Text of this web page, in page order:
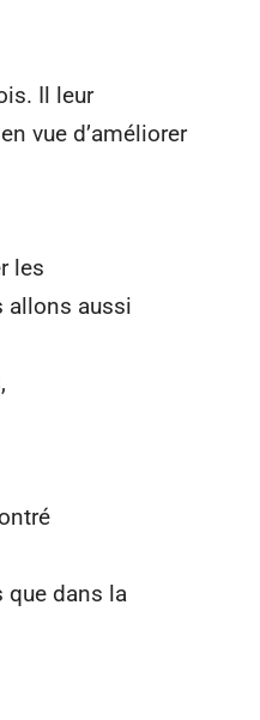
Il leur
vue d’améliorer
les
allons aussi
que dans la